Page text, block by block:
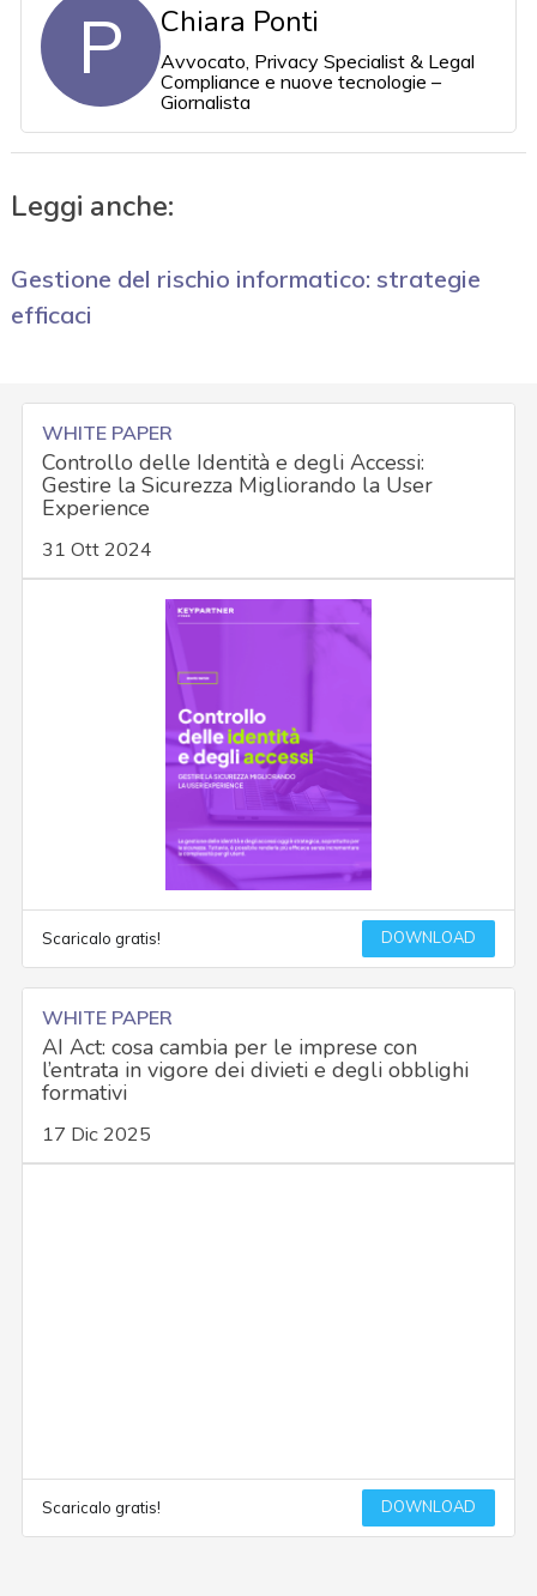
P Chiara Ponti
Avvocato, Privacy Specialist & Legal
Compliance e nuove tecnologie –
Giornalista
Leggi anche:
Gestione del rischio informatico: strategie
efficaci
WHITE PAPER
Controllo delle Identità e degli Accessi:
Gestire la Sicurezza Migliorando la User
Experience
31 Ott 2024
Scaricalo gratis! DOWNLOAD
WHITE PAPER
AI Act: cosa cambia per le imprese con
l’entrata in vigore dei divieti e degli obblighi
formativi
17 Dic 2025
Scaricalo gratis! DOWNLOAD